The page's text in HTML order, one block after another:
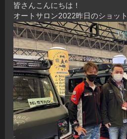
皆さんこんにちは！
オートサロン2022昨日のショット